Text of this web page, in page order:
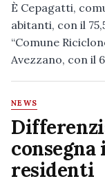
È Cepagatti,
abitanti, con il
“Comune
Avezzano, con il
NEWS
residenti